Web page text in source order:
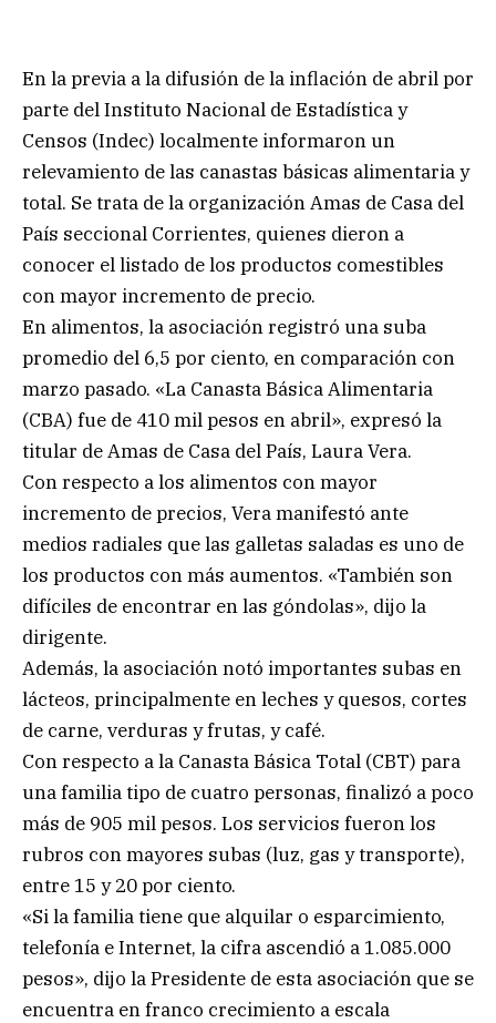
En la previa a la difusión de la inflación de abril por
parte del Instituto Nacional de Estadística y
Censos (Indec) localmente informaron un
relevamiento de las canastas básicas alimentaria y
total. Se trata de la organización Amas de Casa del
País seccional Corrientes, quienes dieron a
conocer el listado de los productos comestibles
con mayor incremento de precio.
En alimentos, la asociación registró una suba
promedio del 6,5 por ciento, en comparación con
marzo pasado. «La Canasta Básica Alimentaria
(CBA) fue de 410 mil pesos en abril», expresó la
titular de Amas de Casa del País, Laura Vera.
Con respecto a los alimentos con mayor
incremento de precios, Vera manifestó ante
medios radiales que las galletas saladas es uno de
los productos con más aumentos. «También son
difíciles de encontrar en las góndolas», dijo la
dirigente.
Además, la asociación notó importantes subas en
lácteos, principalmente en leches y quesos, cortes
de carne, verduras y frutas, y café.
Con respecto a la Canasta Básica Total (CBT) para
una familia tipo de cuatro personas, finalizó a poco
más de 905 mil pesos. Los servicios fueron los
rubros con mayores subas (luz, gas y transporte),
entre 15 y 20 por ciento.
«Si la familia tiene que alquilar o esparcimiento,
telefonía e Internet, la cifra ascendió a 1.085.000
pesos», dijo la Presidente de esta asociación que se
encuentra en franco crecimiento a escala